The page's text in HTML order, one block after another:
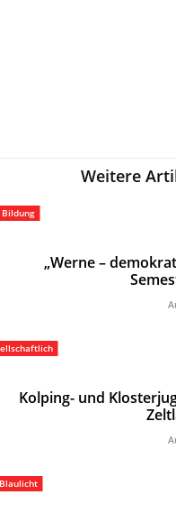
Weitere
Bildung
„Werne –
Kolping- und